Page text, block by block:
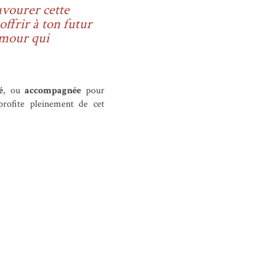
cette
offrir à ton futur
qui
, ouaccompagnée pour
pleinement de cet